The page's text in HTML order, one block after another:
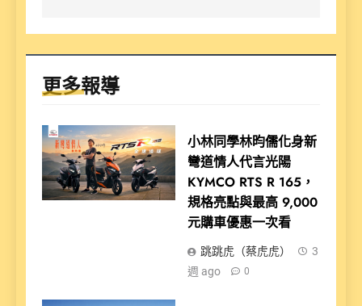
更多報導
小林同學林昀儒化身新
彎道情人代言光陽
KYMCO RTS R 165，
規格亮點與最高 9,000
元購車優惠一次看
跳跳虎（蔡虎虎）
3
週 ago
0